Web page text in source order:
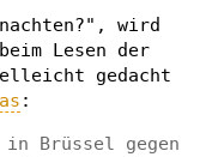
wird
Lesen der
gedacht
:
Brüssel gegen